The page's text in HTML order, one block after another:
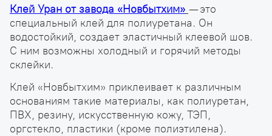
Клей Уран от завода «Новбытхим» — это
специальный клей для полиуретана. Он
водостойкий, создает эластичный клеевой шов.
С ним возможны холодный и горячий методы
склейки.
Клей «Новбытхим» приклеивает к различным
основаниям такие материалы, как полиуретан,
ПВХ, резину, искусственную кожу, ТЭП,
оргстекло, пластики (кроме полиэтилена).